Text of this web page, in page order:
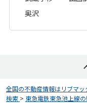
奥沢
全国の不動産情報はリブマッ
検索 > 東急電鉄東急池上線